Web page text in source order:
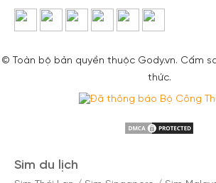
© Toàn bộ bản quyền thuộc Gody.vn. Cấm
thức.
Sim du lịch